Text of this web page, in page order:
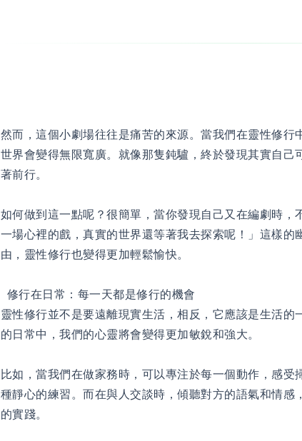
然而，這個小劇場往往是痛苦的來源。當我們在靈性修行
世界會變得無限寬廣。就像那隻鈍驢，終於發現其實自己
著前行。
如何做到這一點呢？很簡單，當你發現自己又在編劇時，
一場心裡的戲，真實的世界還等著我去探索呢！」這樣的
由，靈性修行也變得更加輕鬆愉快。
修行在日常：每一天都是修行的機會
靈性修行並不是要遠離現實生活，相反，它應該是生活的
的日常中，我們的心靈將會變得更加敏銳和強大。
比如，當我們在做家務時，可以專注於每一個動作，感
種靜心的練習。而在與人交談時，傾聽對方的語氣和情感
的實踐。